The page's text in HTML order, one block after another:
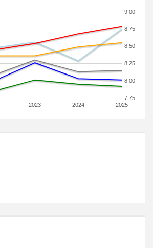
2023 2024 2025
7.75
8.00
8.25
8.50
8.75
9.00